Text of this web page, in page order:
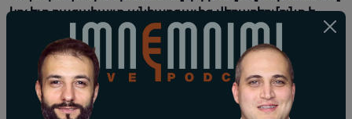
կոչելը բացահայտ անհարգալից վերաբերմունք է.
07-08-2026 18:26 |
Երբ վարչապետ ես, չի նշանակում, որ ինչ ուզես,
կարաս անես, Վեհափառին հեռացնելու